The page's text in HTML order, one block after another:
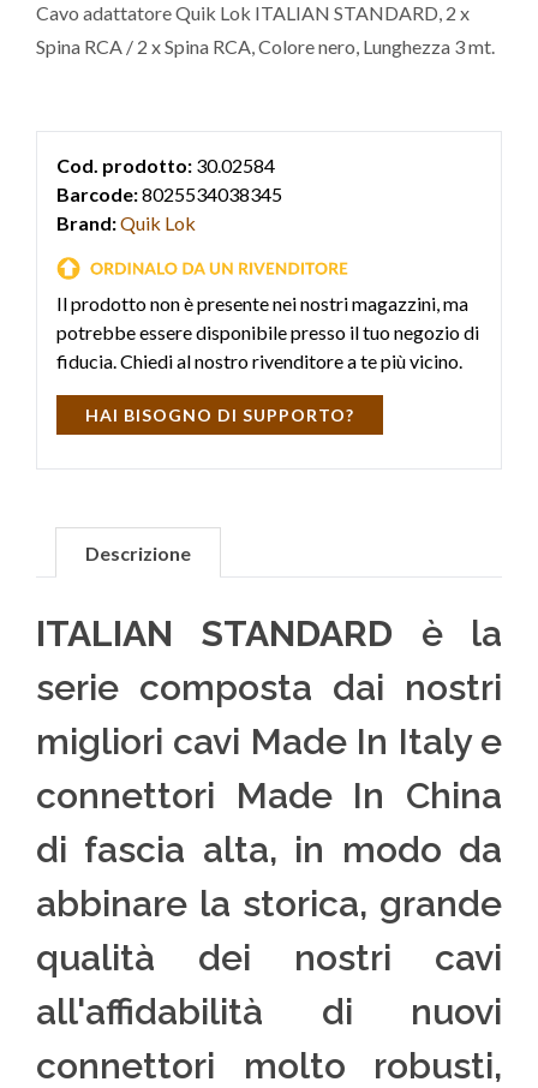
Cavo adattatore Quik Lok ITALIAN STANDARD, 2 x
Spina RCA / 2 x Spina RCA, Colore nero, Lunghezza 3 mt.
Cod. prodotto: 30.02584
Barcode:8025534038345
Brand:Quik Lok
Il prodotto non è presente nei nostri magazzini, ma
potrebbe essere disponibile presso il tuo negozio di
fiducia. Chiedi al nostro rivenditore a te più vicino.
HAI BISOGNO DI SUPPORTO?
Descrizione
ITALIAN STANDARD è la
serie composta dai nostri
migliori cavi Made In Italy e
connettori Made In China
di fascia alta, in modo da
abbinare la storica, grande
qualità dei nostri cavi
all'affidabilità di nuovi
connettori molto robusti,